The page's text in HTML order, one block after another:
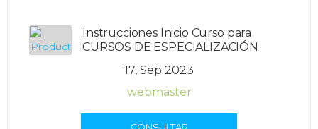
Instrucciones Inicio Curso para
CURSOS DE ESPECIALIZACIÓN
17, Sep 2023
webmaster